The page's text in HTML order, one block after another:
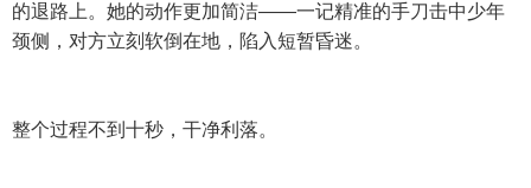
的退路上。她的动作更加简洁——一记精准的手刀击中少年
颈侧，对方立刻软倒在地，陷入短暂昏迷。
整个过程不到十秒，干净利落。